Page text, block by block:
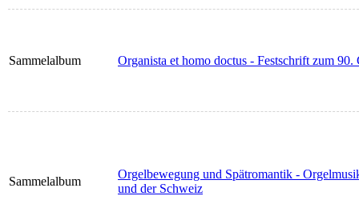
Sammelalbum Organista et homo doctus - Festschrift zum
Sammelalbum
Orgelbewegung und Spätromantik -
und der Schweiz